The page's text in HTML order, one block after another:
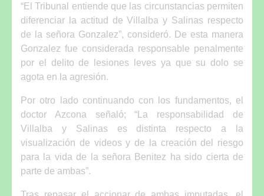
“El Tribunal entiende que las circunstancias permiten
diferenciar la actitud de Villalba y Salinas respecto
de la señora Gonzalez”, consideró. De esta manera
Gonzalez fue considerada responsable penalmente
por el delito de lesiones leves ya que su dolo se
agota en la agresión.
Por otro lado continuando con los fundamentos, el
doctor Azcona señaló; “La responsabilidad de
Villalba y Salinas es distinta respecto a la
visualización de videos y de la creación del riesgo
para la vida de la señora Benitez ha sido cierta de
parte de ambas”.